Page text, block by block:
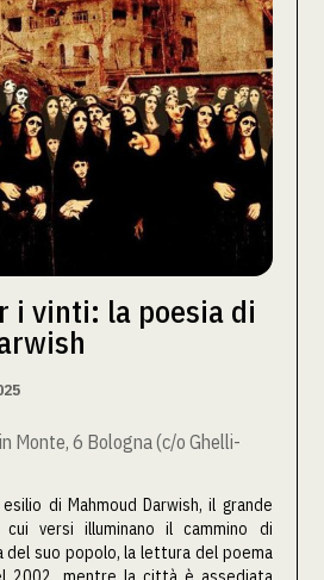
i vinti: la poesia di
Monte, 6 Bologna (c/o Ghelli-
di Mahmoud Darwish, il grande
versi illuminano il cammino di
suo popolo, la lettura del poema